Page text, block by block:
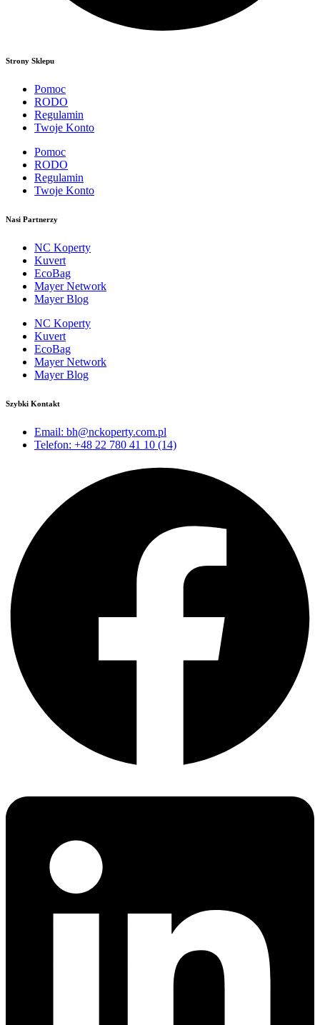
Strony Sklepu
Pomoc
RODO
Regulamin
Twoje Konto
Pomoc
RODO
Regulamin
Twoje Konto
Nasi Partnerzy
NC Koperty
Kuvert
EcoBag
Mayer Network
Mayer Blog
NC Koperty
Kuvert
EcoBag
Mayer Network
Mayer Blog
Szybki Kontakt
Email: bh@nckoperty.com.pl
Telefon: +48 22 780 41 10 (14)